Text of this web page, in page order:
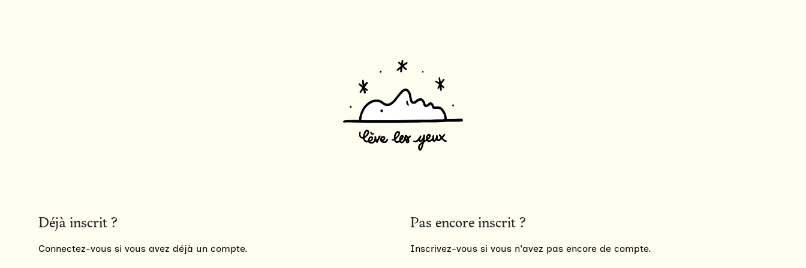
Déjà inscrit ?
Connectez-vous si vous avez déjà un compte.
Pas encore inscrit ?
Inscrivez-vous si vous n'avez pas encore de compte.